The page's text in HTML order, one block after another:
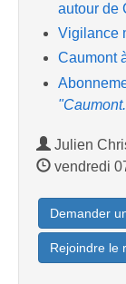
autour de
Vigilance
Caumont
Julien
vendredi
Demander
Rejoindre le